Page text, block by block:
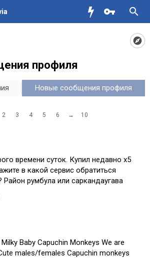
профиля
Новые сообщения профиля
2 3 4 5 6 → 10
времени суток. Купил недавно х5
в какой сервис обратиться
Район румбула или саркандаугава
Baby Capuchin Monkeys We are
males/females Capuchin monkeys